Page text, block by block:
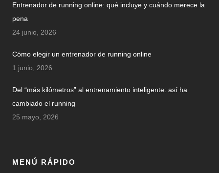
Entrenador de running online: qué incluye y cuándo merece la
pena
24 junio, 2026
Cómo elegir un entrenador de running online
1 junio, 2026
Del “más kilómetros” al entrenamiento inteligente: así ha
cambiado el running
25 mayo, 2026
MENÚ RÁPIDO